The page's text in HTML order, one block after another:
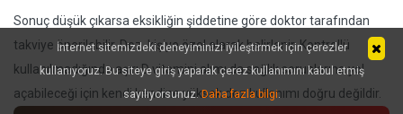
Sonuç düşük çıkarsa eksikliğin şiddetine göre doktor tarafından
takviye önerilebilir. Doz, kişiye özel olarak belirlenir. Kontrollü
kullanılmadığında aşırı D vitamini alımı da sağlık sorunlarına yol
açabileceği için kendi kendine yüksek doz kullanımı doğru değildir.
İnternet sitemizdeki deneyiminizi iyileştirmek için çerezler
kullanıyoruz. Bu siteye giriş yaparak çerez kullanımını kabul etmiş
sayılıyorsunuz.Daha fazla bilgi.